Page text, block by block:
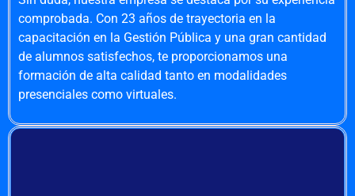
comprobada. Con 23 años de trayectoria en la
capacitación en la Gestión Pública y una gran cantidad
de alumnos satisfechos, te proporcionamos una
formación de alta calidad tanto en modalidades
presenciales como virtuales.